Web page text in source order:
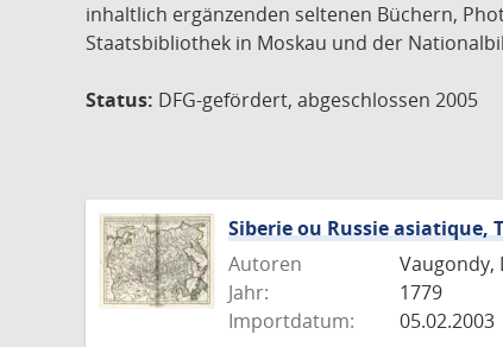
inhaltlich ergänzenden seltenen Büchern,
Staatsbibliothek in Moskau und der
Status: DFG-gefördert, abgeschlossen 2005
Siberie ou Russie asiatique,
Autoren
Vaugondy,
Jahr:
1779
Importdatum:
05.02.2003